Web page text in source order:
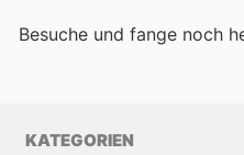
Besuche und fange noch
KATEGORIEN